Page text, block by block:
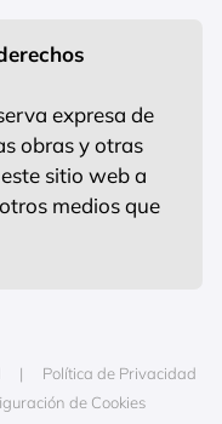
expresa de
obras y otras
sitio web a
medios que
Política de Privacidad
de Cookies